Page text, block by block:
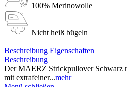
100% Merinowolle
Nicht heiß bügeln
Beschreibung Eigenschaften
Beschreibung
Der MAERZ Strickpullover Schwarz
mit extrafeiner...mehr